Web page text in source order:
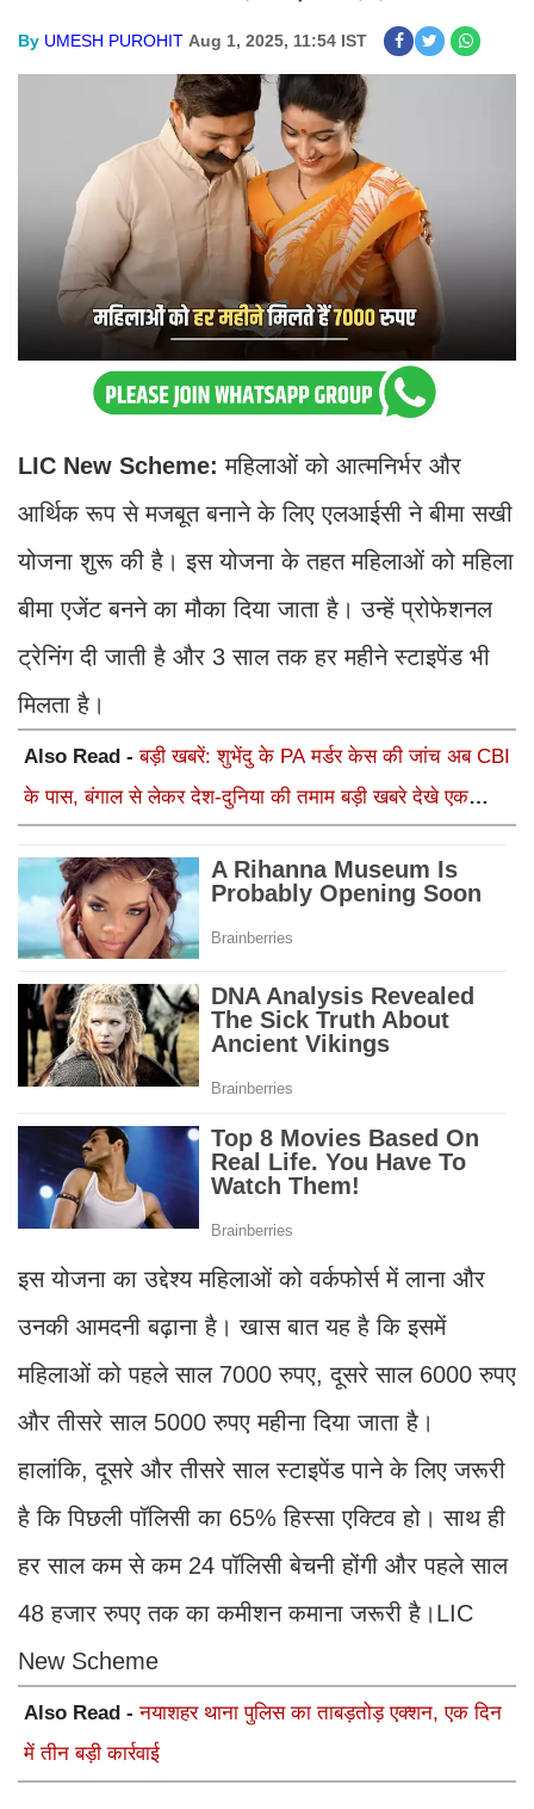
By UMESH PUROHIT Aug 1, 2025, 11:54 IST
LIC New Scheme:महिलाओं को आत्मनिर्भर और
आर्थिक रूप से मजबूत बनाने के लिए एलआईसी ने बीमा सखी
योजना शुरू की है। इस योजना के तहत महिलाओं को महिला
बीमा एजेंट बनने का मौका दिया जाता है। उन्हें प्रोफेशनल
ट्रेनिंग दी जाती है और 3 साल तक हर महीने स्टाइपेंड भी
मिलता है।
Also Read -बड़ी खबरें: शुभेंदु के PA मर्डर केस की जांच अब CBI
के पास, बंगाल से लेकर देश-दुनिया की तमाम बड़ी खबरे देखे एक
इस योजना का उद्देश्य महिलाओं को वर्कफोर्स में लाना और
उनकी आमदनी बढ़ाना है। खास बात यह है कि इसमें
महिलाओं को पहले साल 7000 रुपए, दूसरे साल 6000 रुपए
और तीसरे साल 5000 रुपए महीना दिया जाता है।
हालांकि, दूसरे और तीसरे साल स्टाइपेंड पाने के लिए जरूरी
है कि पिछली पॉलिसी का 65% हिस्सा एक्टिव हो। साथ ही
हर साल कम से कम 24 पॉलिसी बेचनी होंगी और पहले साल
48 हजार रुपए तक का कमीशन कमाना जरूरी है।LIC
New Scheme
Also Read -नयाशहर थाना पुलिस का ताबड़तोड़ एक्शन, एक दिन
में तीन बड़ी कार्रवाई